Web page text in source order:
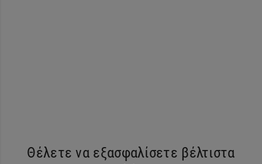
Θέλετε να εξασφαλίσετε βέλτιστα